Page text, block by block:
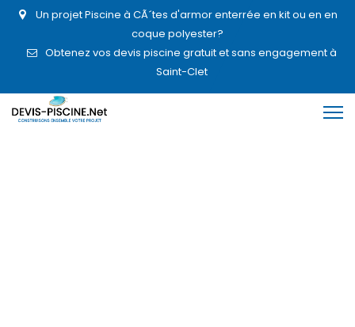
Un projet Piscine à CÃ´tes d'armor enterrée en kit ou en en
coque polyester?
Obtenez vos devis piscine gratuit et sans engagement à
Saint-Clet